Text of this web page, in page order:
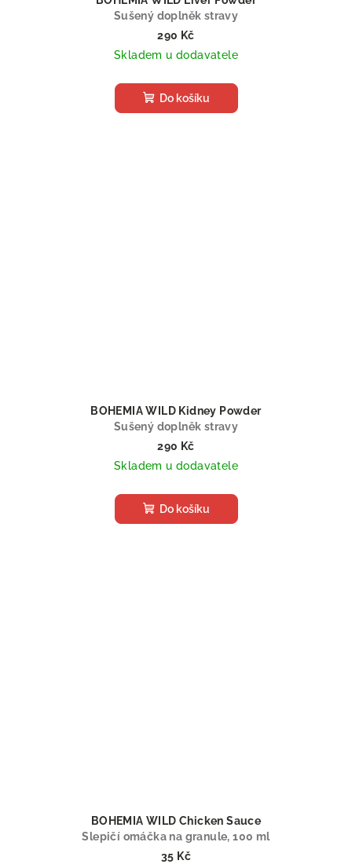
Sušený doplněk stravy
290 Kč
Skladem u dodavatele
Do košíku
BOHEMIA WILD Kidney Powder
Sušený doplněk stravy
290 Kč
Skladem u dodavatele
Do košíku
BOHEMIA WILD Chicken Sauce
Slepičí omáčka na granule, 100 ml
35 Kč